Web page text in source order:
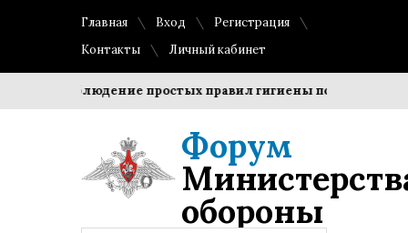
Главная Вход
Регистрация
Контакты
Личный кабинет
Соблюдение простых правил гигиены помогает
Форум
обороны